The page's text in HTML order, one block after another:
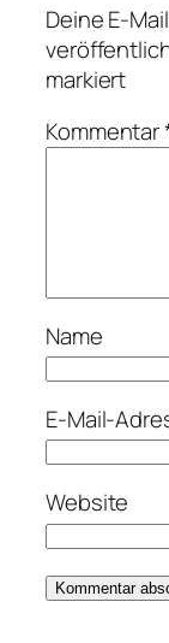
Deine E-
markiert
Kommentar
Name
E-Mail-
Website